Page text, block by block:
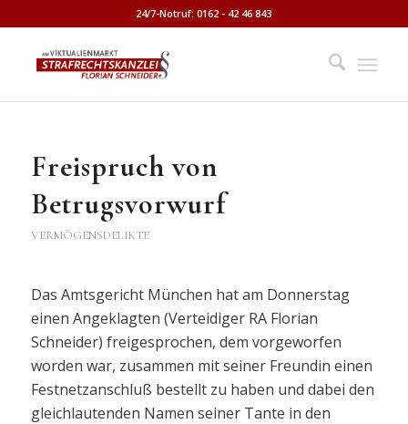
24/7-Notruf: 0162 - 42 46 843
Freispruch von
Betrugsvorwurf
VERMÖGENSDELIKTE
Das Amtsgericht München hat am Donnerstag
einen Angeklagten (Verteidiger RA Florian
Schneider) freigesprochen, dem vorgeworfen
worden war, zusammen mit seiner Freundin einen
Festnetzanschluß bestellt zu haben und dabei den
gleichlautenden Namen seiner Tante in den